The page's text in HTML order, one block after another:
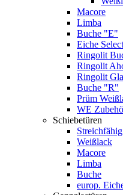
Macore
Limba
Buche "E"
Eiche Select
Ringolit
Ringolit
Ringolit
Buche "R"
Prüm
WE
Schiebetüren
Weißlack
Macore
Limba
Buche
europ.